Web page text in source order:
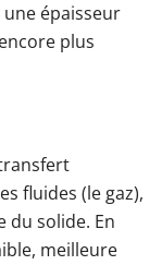
épaisseur
plus
fluides (le gaz),
du solide. En
meilleure